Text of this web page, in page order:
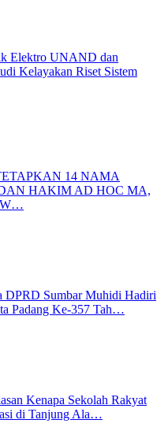
Elektro UNAND dan
Kelayakan Riset Sistem
14 NAMA
HAKIM AD HOC MA,
W…
DPRD Sumbar Muhidi Hadiri
Padang Ke-357 Tah…
Kenapa Sekolah Rakyat
di Tanjung Ala…